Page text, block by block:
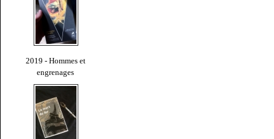
2019 - Hommes et
engrenages